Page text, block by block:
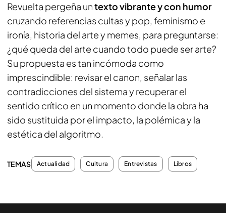
Revuelta pergeña untexto vibrante y con humor
cruzando referencias cultas y pop, feminismo e
ironía, historia del arte y memes, para preguntarse:
¿qué queda del arte cuando todo puede ser arte?
Su propuesta es tan incómoda como
imprescindible: revisar el canon, señalar las
contradicciones del sistema y recuperar el
sentido crítico en un momento donde la obra ha
sido sustituida por el impacto, la polémica y la
estética del algoritmo.
TEMAS Actualidad Cultura Entrevistas Libros